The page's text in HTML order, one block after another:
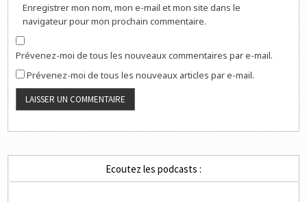
Enregistrer mon nom, mon e-mail et mon site dans le
navigateur pour mon prochain commentaire.
Prévenez-moi de tous les nouveaux commentaires par e-mail.
Prévenez-moi de tous les nouveaux articles par e-mail.
Ecoutez les podcasts :